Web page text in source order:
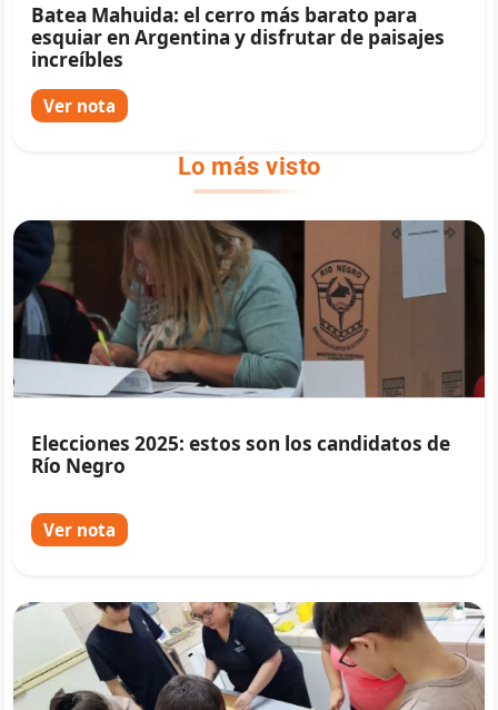
Batea Mahuida: el cerro más barato para
esquiar en Argentina y disfrutar de paisajes
increíbles
Ver nota
Lo más visto
Elecciones 2025: estos son los candidatos de
Río Negro
Ver nota